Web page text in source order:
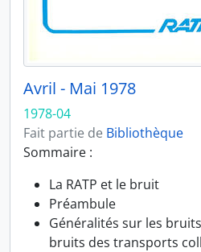
Avril - Mai 1978
1978-04
Fait partie de Bibliothèque
Sommaire :
La RATP et le bruit
Préambule
Généralités sur les
bruits des transports